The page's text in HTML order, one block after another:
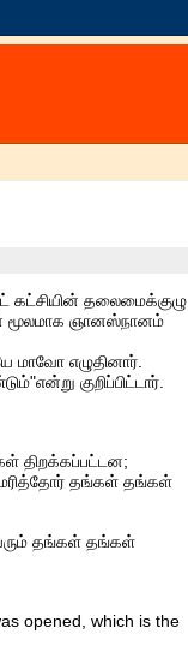
கட்சியின் தலைமைக்குழு
மூலமாக ஞானஸ்நானம்
மாவோ எழுதினார்.
குறிப்பிட்டார்.
திறக்கப்பட்டன;
மரித்தோர் தங்கள் தங்கள்
தங்கள் தங்கள்
opened, which is the